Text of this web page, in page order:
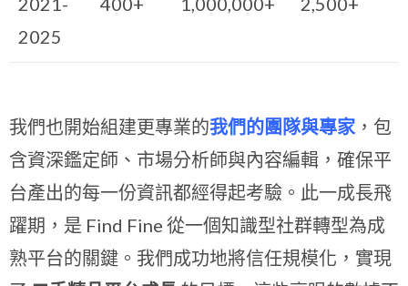
2025
我們也開始組建更專業的我們的團隊與專家，包
含資深鑑定師、市場分析師與內容編輯，確保平
台產出的每一份資訊都經得起考驗。此一成長飛
躍期，是 Find Fine 從一個知識型社群轉型為成
熟平台的關鍵。我們成功地將信任規模化，實現